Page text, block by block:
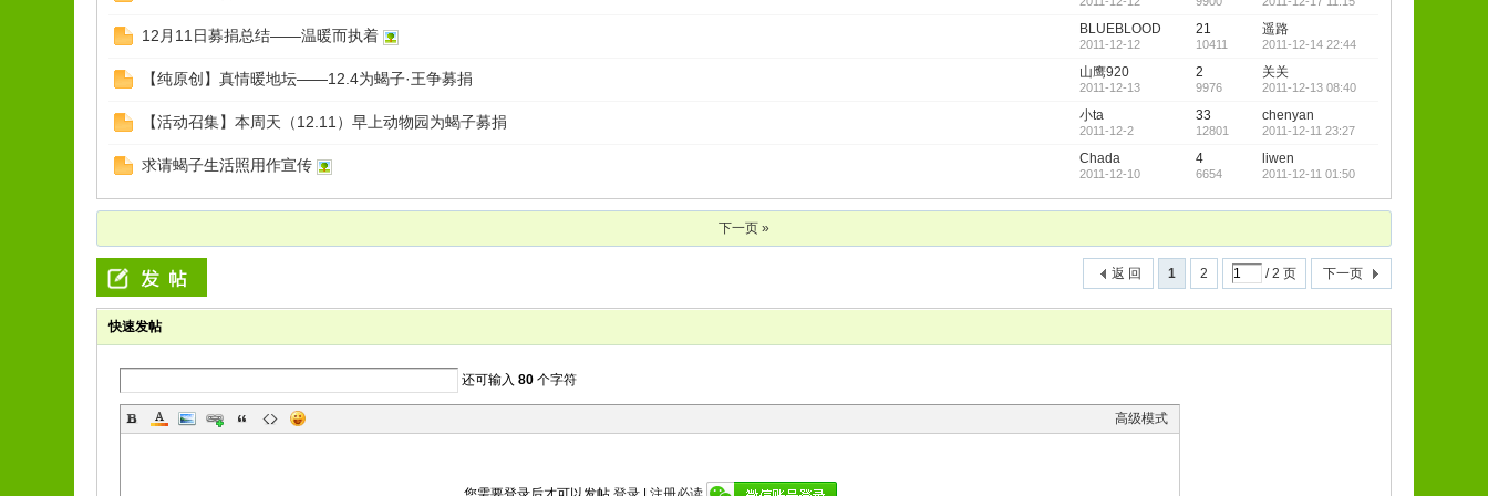
12月11日募捐总结——温暖而执着 BLUEBLOOD
2011-12-12
21
10411
遥路
2011-12-14 22:44
【纯原创】真情暖地坛——12.4为蝎子·王争募捐 山鹰920
2011-12-13
2
9976
关关
2011-12-13 08:40
【活动召集】本周天（12.11）早上动物园为蝎子募捐 小ta
2011-12-2
33
12801
chenyan
2011-12-11 23:27
求请蝎子生活照用作宣传 Chada
2011-12-10
4
6654
liwen
2011-12-11 01:50
下一页 »
1 2 / 2 页 下一页
返 回
快速发帖
还可输入80 个字符
高级模式